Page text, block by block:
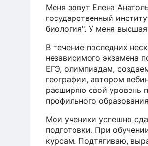
Меня зовут Елена
государственный
биология". У меня
В течение последних
независимого экзамена
ЕГЭ, олимпиадам,
географии, автором
расширяю свой уровень
профильного
Мои ученики успешно
подготовки. При
курсам. Подтягиваю,